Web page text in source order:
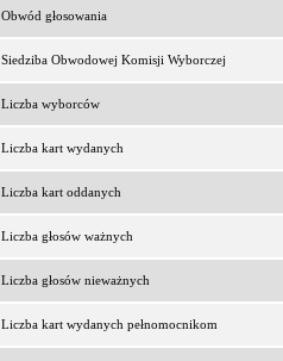
Obwód głosowania
Siedziba Obwodowej Komisji Wyborczej
Liczba wyborców
Liczba kart wydanych
Liczba kart oddanych
Liczba głosów ważnych
Liczba głosów nieważnych
Liczba kart wydanych pełnomocnikom